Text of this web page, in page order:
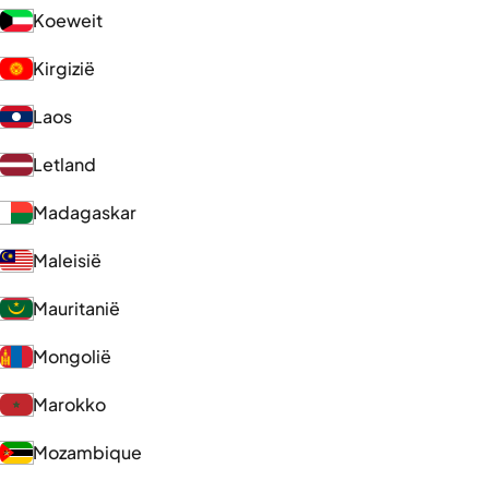
Koeweit
Kirgizië
Laos
Letland
Madagaskar
Maleisië
Mauritanië
Mongolië
Marokko
Mozambique